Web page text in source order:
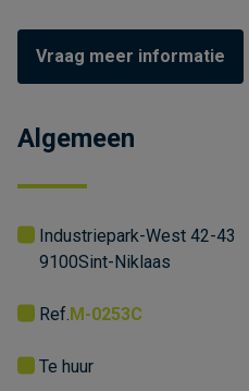
Vraag meer informatie
Algemeen
Sint-Niklaas
9100
Industriepark-West 42-43
Ref. M-0253C
Te huur